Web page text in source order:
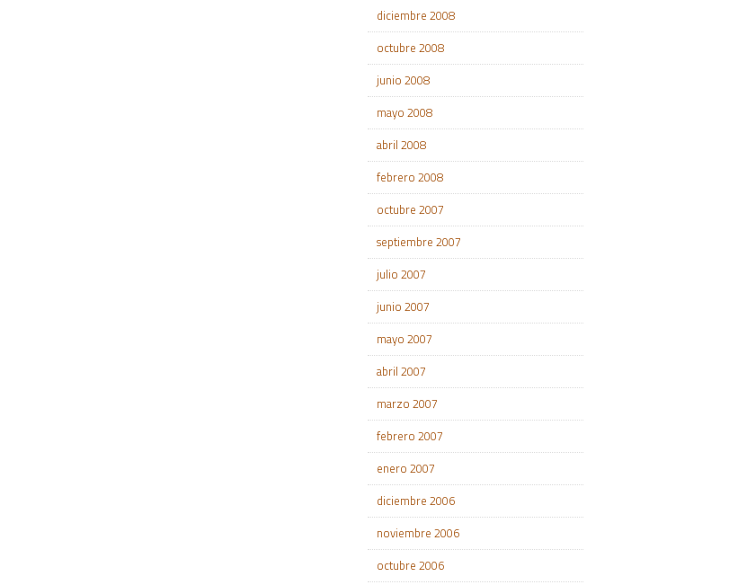
diciembre 2008
octubre 2008
junio 2008
mayo 2008
abril 2008
febrero 2008
octubre 2007
septiembre 2007
julio 2007
junio 2007
mayo 2007
abril 2007
marzo 2007
febrero 2007
enero 2007
diciembre 2006
noviembre 2006
octubre 2006